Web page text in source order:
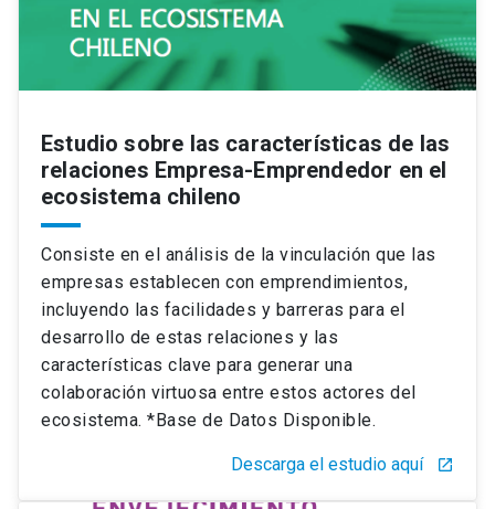
Estudio sobre las características de las
relaciones Empresa-Emprendedor en el
ecosistema chileno
Consiste en el análisis de la vinculación que las
empresas establecen con emprendimientos,
incluyendo las facilidades y barreras para el
desarrollo de estas relaciones y las
características clave para generar una
colaboración virtuosa entre estos actores del
ecosistema. *Base de Datos Disponible.
Descarga el estudio aquí launch